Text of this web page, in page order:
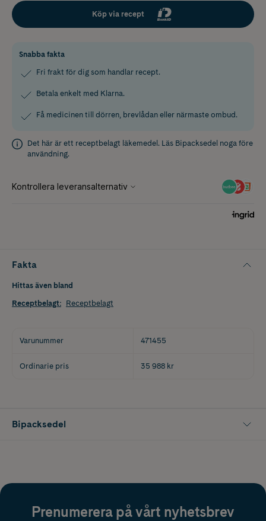
Köp via recept
Snabba fakta
Fri frakt för dig som handlar recept.
Betala enkelt med Klarna.
Få medicinen till dörren, brevlådan eller närmaste ombud.
Det här är ett receptbelagt läkemedel. Läs Bipacksedel noga före
användning.
Fakta
Hittas även bland
Receptbelagt: Receptbelagt
Varunummer 471455
Ordinarie pris 35 988 kr
Bipacksedel
Prenumerera på vårt nyhetsbrev